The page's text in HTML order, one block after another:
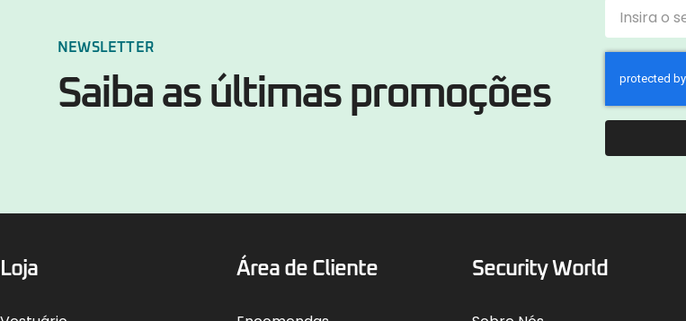
NEWSLETTER
Saiba as últimas promoções
Loja Área de Cliente Security World